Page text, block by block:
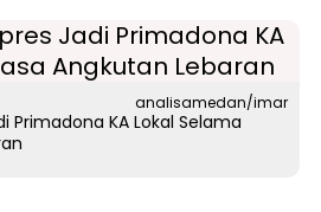
analisamedan/imar
Primadona KA Lokal Selama